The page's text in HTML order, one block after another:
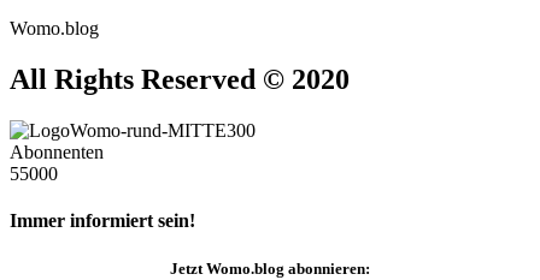
Womo.blog
All Rights Reserved © 2020
Abonnenten
55000
Immer informiert sein!
Jetzt Womo.blog abonnieren: